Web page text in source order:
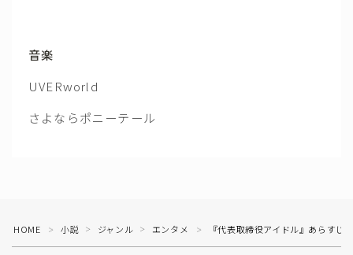
音楽
UVERworld
さよならポニーテール
HOME ＞ 小説 ＞ ジャンル ＞ エンタメ ＞ 『代表取締役アイドル』あらす